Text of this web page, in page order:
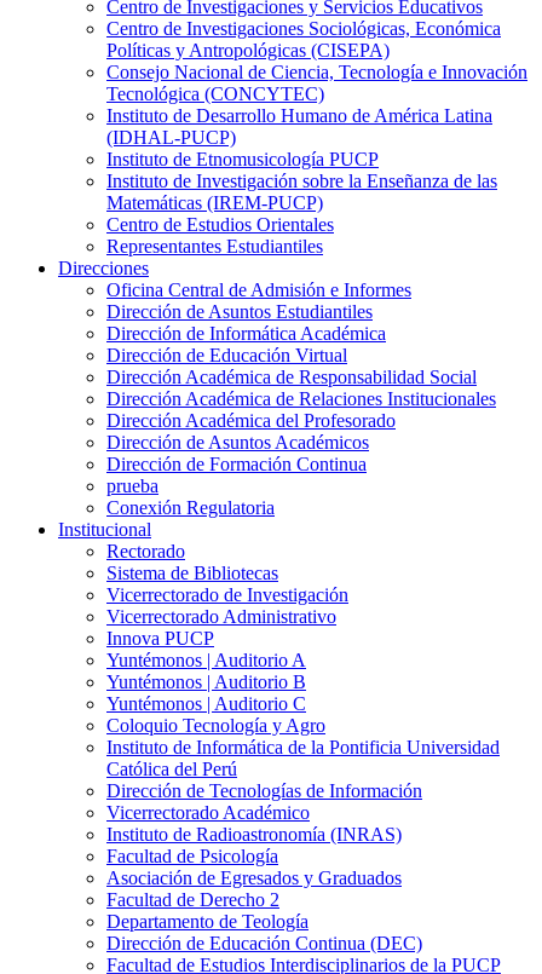
Centro de Investigaciones y Servicios Educativos
Centro de Investigaciones Sociológicas, Económica
Políticas y Antropológicas (CISEPA)
Consejo Nacional de Ciencia, Tecnología e Innovación
Tecnológica (CONCYTEC)
Instituto de Desarrollo Humano de América Latina
(IDHAL-PUCP)
Instituto de Etnomusicología PUCP
Instituto de Investigación sobre la Enseñanza de las
Matemáticas (IREM-PUCP)
Centro de Estudios Orientales
Representantes Estudiantiles
Direcciones
Oficina Central de Admisión e Informes
Dirección de Asuntos Estudiantiles
Dirección de Informática Académica
Dirección de Educación Virtual
Dirección Académica de Responsabilidad Social
Dirección Académica de Relaciones Institucionales
Dirección Académica del Profesorado
Dirección de Asuntos Académicos
Dirección de Formación Continua
prueba
Conexión Regulatoria
Institucional
Rectorado
Sistema de Bibliotecas
Vicerrectorado de Investigación
Vicerrectorado Administrativo
Innova PUCP
Yuntémonos | Auditorio A
Yuntémonos | Auditorio B
Yuntémonos | Auditorio C
Coloquio Tecnología y Agro
Instituto de Informática de la Pontificia Universidad
Católica del Perú
Dirección de Tecnologías de Información
Vicerrectorado Académico
Instituto de Radioastronomía (INRAS)
Facultad de Psicología
Asociación de Egresados y Graduados
Facultad de Derecho 2
Departamento de Teología
Dirección de Educación Continua (DEC)
Facultad de Estudios Interdisciplinarios de la PUCP